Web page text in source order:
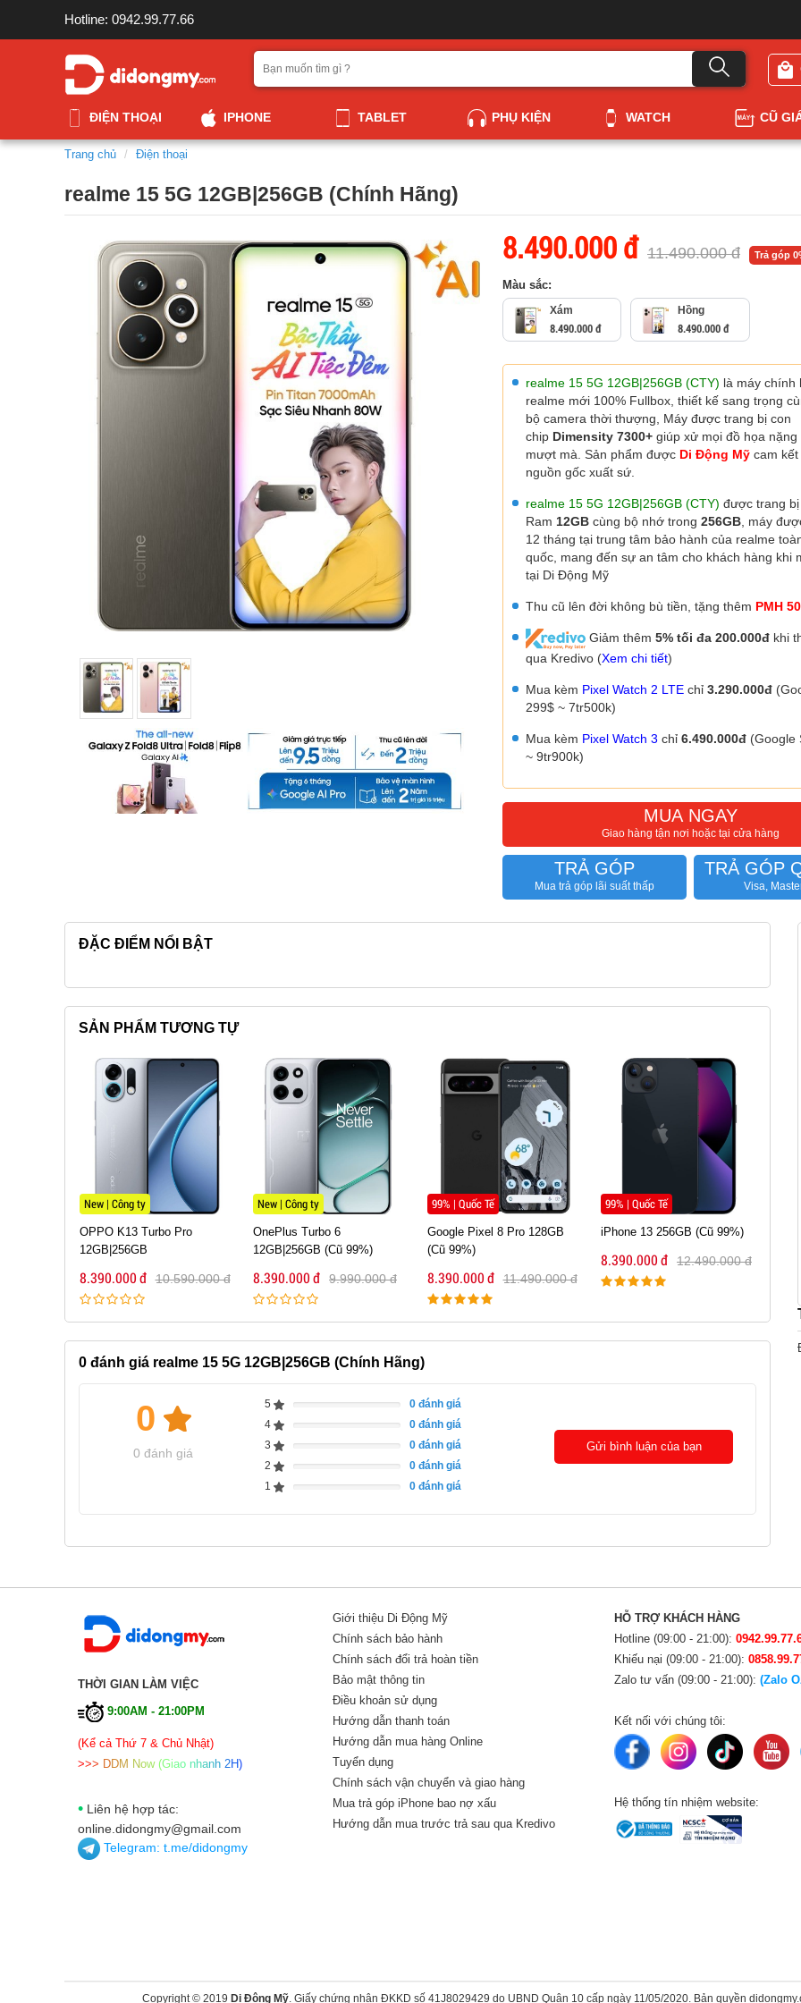
Hotline: 0942.99.77.66
ĐIỆN THOẠI IPHONE TABLET PHỤ KIỆN WATCH CŨ
Trang chủ Điện thoại
realme 15 5G 12GB|256GB (Chính Hãng)
8.490.000 đ 11.490.000 đ Trả góp
Màu sắc:
Xám
8.490.000 đ
Hồng
8.490.000 đ
realme 15 5G 12GB|256GB (CTY) là máy chính
realme mới 100% Fullbox, thiết kế sang trọng
bộ camera thời thượng, Máy được trang bị con
chip Dimensity 7300+ giúp xử mọi đồ họa nặng
mượt mà. Sản phẩm được Di Động Mỹ cam
nguồn gốc xuất sứ.
realme 15 5G 12GB|256GB (CTY) được trang bị
Ram 12GB cùng bộ nhớ trong 256GB , máy
12 tháng tại trung tâm bảo hành của realme
quốc, mang đến sự an tâm cho khách hàng khi
tại Di Động Mỹ
Thu cũ lên đời không bù tiền, tặng thêm PMH
Giảm thêm 5% tối đa 200.000đ khi
qua Kredivo (Xem chi tiết)
Mua kèm Pixel Watch 2 LTE chỉ 3.290.000đ
299$ ~ 7tr500k)
Mua kèm Pixel Watch 3 chỉ 6.490.000đ (Google
~ 9tr900k)
MUA NGAY
Giao hàng tận nơi hoặc tại cửa hàng
TRẢ GÓP
Mua trả góp lãi suất thấp
TRẢ GÓP
Visa,
ĐẶC ĐIỂM NỔI BẬT
SẢN PHẨM TƯƠNG TỰ
New | Công ty
OPPO K13 Turbo Pro
12GB|256GB
8.390.000 đ 10.590.000 đ
New | Công ty
OnePlus Turbo 6
12GB|256GB (Cũ 99%)
8.390.000 đ 9.990.000 đ
99% | Quốc Tế
Google Pixel 8 Pro 128GB
(Cũ 99%)
8.390.000 đ 11.490.000 đ
99% | Quốc Tế
iPhone 13 256GB (Cũ 99%)
8.390.000 đ 12.490.000 đ
0 đánh giá realme 15 5G 12GB|256GB (Chính Hãng)
0
0 đánh giá
5 0đánh giá
4
0đánh giá
3
0đánh giá
2
0đánh giá
1
0đánh giá
Gửi bình luận của bạn
THỜI GIAN LÀM VIỆC
9:00AM - 21:00PM
(Kể cả Thứ 7 & Chủ Nhật)
>>> DDM Now (Giao nhanh 2H)
• Liên hệ hợp tác:
online.didongmy@gmail.com
Telegram: t.me/didongmy
Giới thiệu Di Động Mỹ
Chính sách bảo hành
Chính sách đổi trả hoàn tiền
Bảo mật thông tin
Điều khoản sử dụng
Hướng dẫn thanh toán
Hướng dẫn mua hàng Online
Tuyển dụng
Chính sách vận chuyển và giao hàng
Mua trả góp iPhone bao nợ xấu
Hướng dẫn mua trước trả sau qua Kredivo
HỖ TRỢ KHÁCH HÀNG
Hotline (09:00 - 21:00):
Khiếu nại (09:00 - 21:00):
Zalo tư vấn (09:00 - 21:00): (Zalo
Kết nối với chúng tôi:
Hệ thống tín nhiệm website:
Copyright © 2019 Di Động Mỹ. Giấy chứng nhận ĐKKD số 41J8029429 do UBND Quận 10 cấp ngày 11/05/2020. Bản quyền